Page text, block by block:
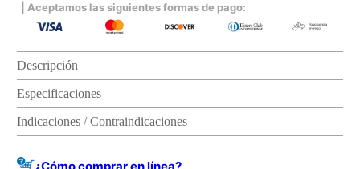
| Aceptamos las siguientes formas de pago:
Descripción
Especificaciones
Indicaciones / Contraindicaciones